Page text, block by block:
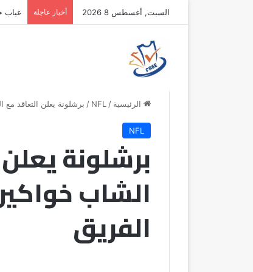
السبت, أغسطس 8 2026 أخبار عاجلة غياب
الرئيسية /
NFL
/ برشلونة يعلن التعاقد
NFL
برشلونة
الشاب
الفريق